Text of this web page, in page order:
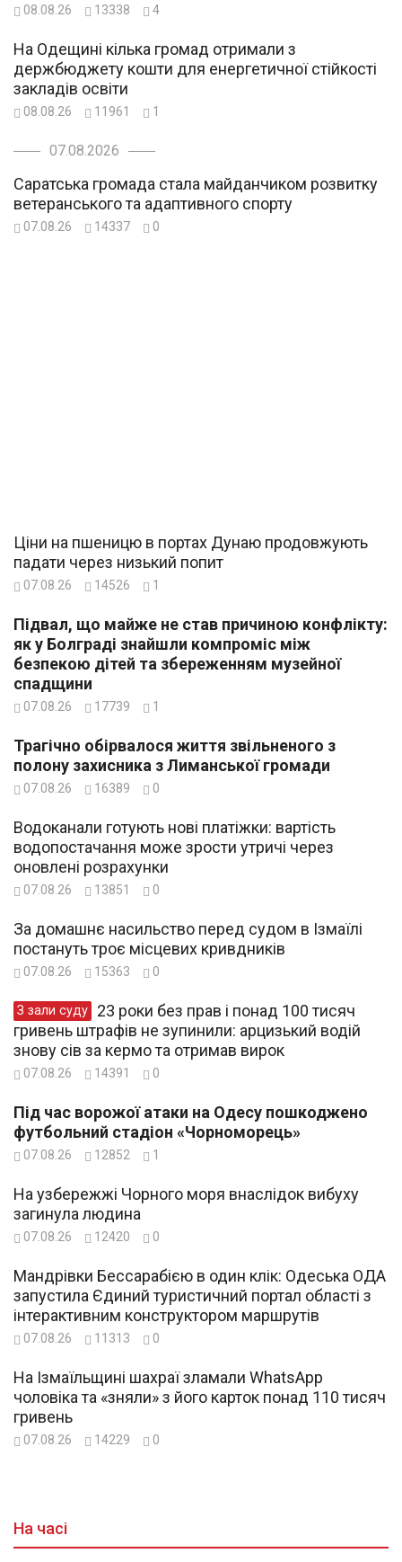
08.08.26 13338 4
На Одещині кілька громад отримали з
держбюджету кошти для енергетичної стійкості
закладів освіти
08.08.26 11961 1
07.08.2026
Саратська громада стала майданчиком розвитку
ветеранського та адаптивного спорту
07.08.26 14337 0
Ціни на пшеницю в портах Дунаю продовжують
падати через низький попит
07.08.26 14526 1
Підвал, що майже не став причиною конфлікту:
як у Болграді знайшли компроміс між
безпекою дітей та збереженням музейної
спадщини
07.08.26 17739 1
Трагічно обірвалося життя звільненого з
полону захисника з Лиманської громади
07.08.26 16389 0
Водоканали готують нові платіжки: вартість
водопостачання може зрости утричі через
оновлені розрахунки
07.08.26 13851 0
За домашнє насильство перед судом в Ізмаїлі
постануть троє місцевих кривдників
07.08.26 15363 0
З зали суду
гривень штрафів не зупинили: арцизький водій
знову сів за кермо та отримав вирок
07.08.26 14391 0
Під час ворожої атаки на Одесу пошкоджено
футбольний стадіон «Чорноморець»
07.08.26 12852 1
На узбережжі Чорного моря внаслідок вибуху
загинула людина
07.08.26 12420 0
Мандрівки Бессарабією в один клік: Одеська ОДА
запустила Єдиний туристичний портал області з
інтерактивним конструктором маршрутів
07.08.26 11313 0
На Ізмаїльщині шахраї зламали WhatsApp
чоловіка та «зняли» з його карток понад 110 тисяч
гривень
07.08.26 14229 0
На часі